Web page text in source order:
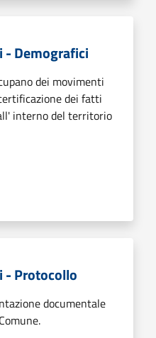
- Demografici
dei movimenti
dei fatti
interno del territorio
- Protocollo
documentale